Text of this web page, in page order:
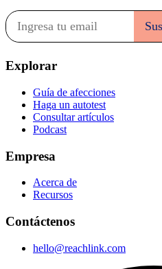
Explorar
Guía de afecciones
Haga un autotest
Consultar artículos
Podcast
Empresa
Acerca de
Recursos
Contáctenos
hello@reachlink.com